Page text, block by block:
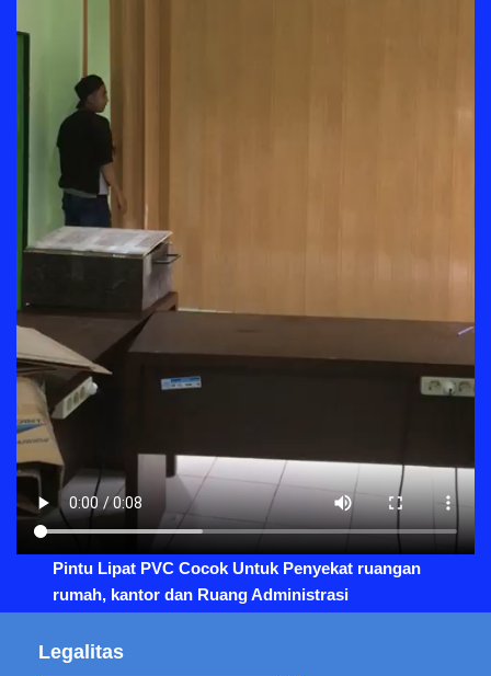
Pintu Lipat PVC Cocok Untuk Penyekat ruangan
rumah, kantor dan Ruang Administrasi
Legalitas